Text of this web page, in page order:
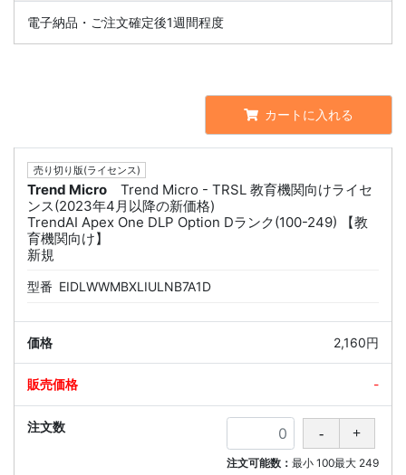
電子納品・ご注文確定後1週間程度
カートに入れる
売り切り版(ライセンス)
Trend Micro
Trend Micro - TRSL 教育機関向けライセ
ンス(2023年4月以降の新価格)
TrendAI Apex One DLP Option Dランク(100-249) 【教
育機関向け】
新規
型番 EIDLWWMBXLIULNB7A1D
2,160円
-
注文可能数： 最小 100最大 249